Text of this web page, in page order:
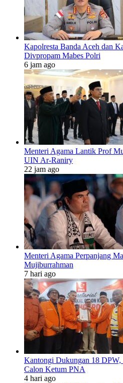
Kapolresta Banda Aceh dan
Divpropam Mabes Polri
6 jam ago
Menteri Agama Lantik Prof
UIN Ar-Raniry
22 jam ago
Menteri Agama Perpanjang
Mujiburrahman
7 hari ago
Kantongi Dukungan 18 DPW,
Calon Ketum PNA
4 hari ago